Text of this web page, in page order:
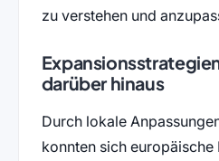
zu verstehen und
darüber hinaus
Durch lokale
konnten sich europäische